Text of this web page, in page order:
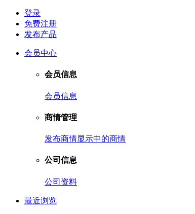
登录
免费注册
发布产品
会员中心
会员信息
会员信息
商情管理
发布商情显示中的商情
公司信息
公司资料
最近浏览